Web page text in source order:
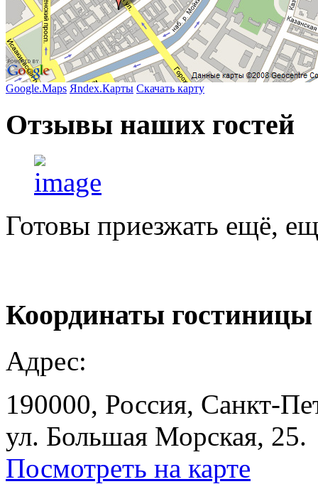
Google.Maps Яndex.Карты Скачать карту
Отзывы наших гостей
Готовы приезжать ещё,
Координаты гостиницы
Адрес:
190000, Россия, Санкт-
ул. Большая Морская, 25.
Посмотреть на карте